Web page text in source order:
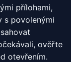
přílohami,
s povolenými
ověřte
otevřením.